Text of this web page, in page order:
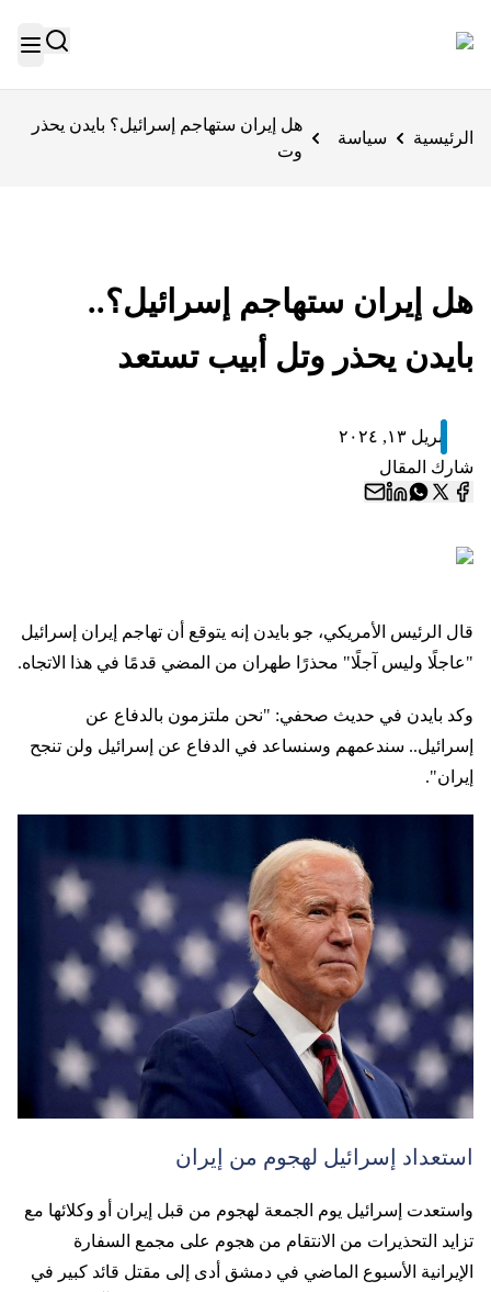
الرئيسية سياسة
هل إيران ستهاجم إسرائيل؟ بايدن يحذر
وت
هل إيران ستهاجم إسرائيل؟..
بايدن يحذر وتل أبيب تستعد
أبريل ١٣, ٢٠٢٤
شارك المقال
قال الرئيس الأمريكي، جو بايدن إنه يتوقع أن تهاجم إيران إسرائيل
"عاجلًا وليس آجلًا" محذرًا طهران من المضي قدمًا في هذا الاتجاه.
وكد بايدن في حديث صحفي: "نحن ملتزمون بالدفاع عن
إسرائيل.. سندعمهم وسنساعد في الدفاع عن إسرائيل ولن تنجح
إيران".
استعداد إسرائيل لهجوم من إيران
واستعدت إسرائيل يوم الجمعة لهجوم من قبل إيران أو وكلائها مع
تزايد التحذيرات من الانتقام من هجوم على مجمع السفارة
الإيرانية الأسبوع الماضي في دمشق أدى إلى مقتل قائد كبير في